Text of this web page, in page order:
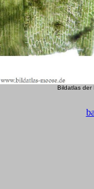
Bildatlas der